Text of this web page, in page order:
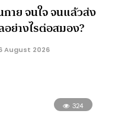
าย จนใจ จนแล้วส่ง
อย่างไรต่อสมอง?
August 2026
324